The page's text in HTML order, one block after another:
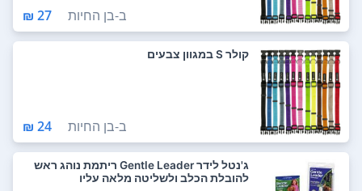
ב-בן החיות 27 ₪
קולר S במגוון צבעים
ב-בן החיות 24 ₪
ג'נטל לידר Gentle Leader ריתמת נוהג ראש
להובלת הכלב ולשליטה מלאה עליו